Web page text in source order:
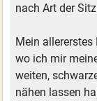
nach Art der
Mein allererstes
wo ich mir
weiten,
nähen lassen